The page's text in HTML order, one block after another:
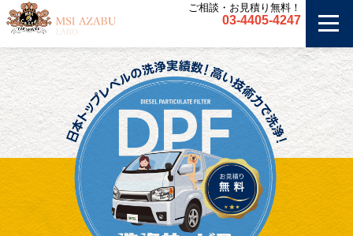
ご相談・お見積り無料！
03-4405-4247